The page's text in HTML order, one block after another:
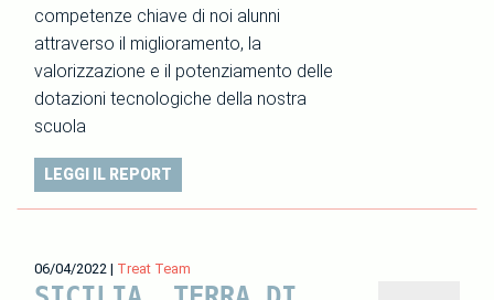
competenze chiave di noi alunni
attraverso il miglioramento, la
valorizzazione e il potenziamento delle
dotazioni tecnologiche della nostra
scuola
LEGGI IL REPORT
06/04/2022 | Treat Team